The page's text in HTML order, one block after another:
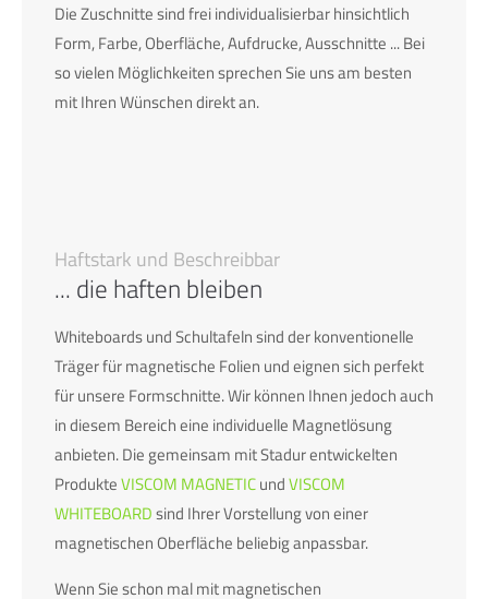
Have any questions?
+44 1234 567 890
Drop us a line
Aenean commodo ligula eget dolor. Aenean massa. Cum
sociis natoque penatibus et magnis dis parturient montes,
Die Zuschnitte sind frei individualisierbar hinsichtlich
Form, Farbe, Oberfläche, Aufdrucke, Ausschnitte ... Bei
so vielen Möglichkeiten sprechen Sie uns am besten
mit Ihren Wünschen direkt an.
Haftstark und Beschreibbar
... die haften bleiben
Whiteboards und Schultafeln sind der konventionelle
Träger für magnetische Folien und eignen sich perfekt
für unsere Formschnitte. Wir können Ihnen jedoch auch
in diesem Bereich eine individuelle Magnetlösung
anbieten. Die gemeinsam mit Stadur entwickelten
ProdukteVISCOM MAGNETICundVISCOM
WHITEBOARDsind Ihrer Vorstellung von einer
magnetischen Oberfläche beliebig anpassbar.
Wenn Sie schon mal mit magnetischen